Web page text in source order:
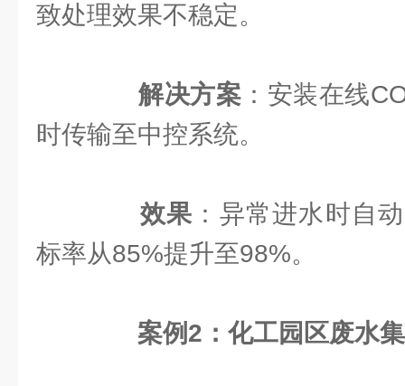
致处理效果不稳定。
解决方案 ：安装在线
时传输至中控系统。
效果 ：异常进水时自
标率从85%提升至98%。
案例2：化工园区废水